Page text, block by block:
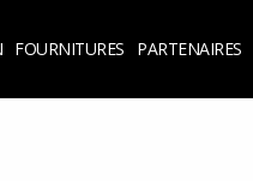
FOURNITURES PARTENAIRES